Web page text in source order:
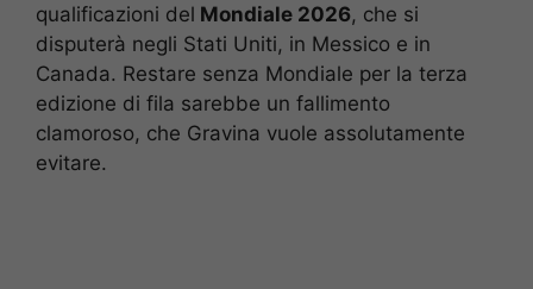
qualificazioni del Mondiale 2026, che si
disputerà negli Stati Uniti, in Messico e in
Canada. Restare senza Mondiale per la terza
edizione di fila sarebbe un fallimento
clamoroso, che Gravina vuole assolutamente
evitare.